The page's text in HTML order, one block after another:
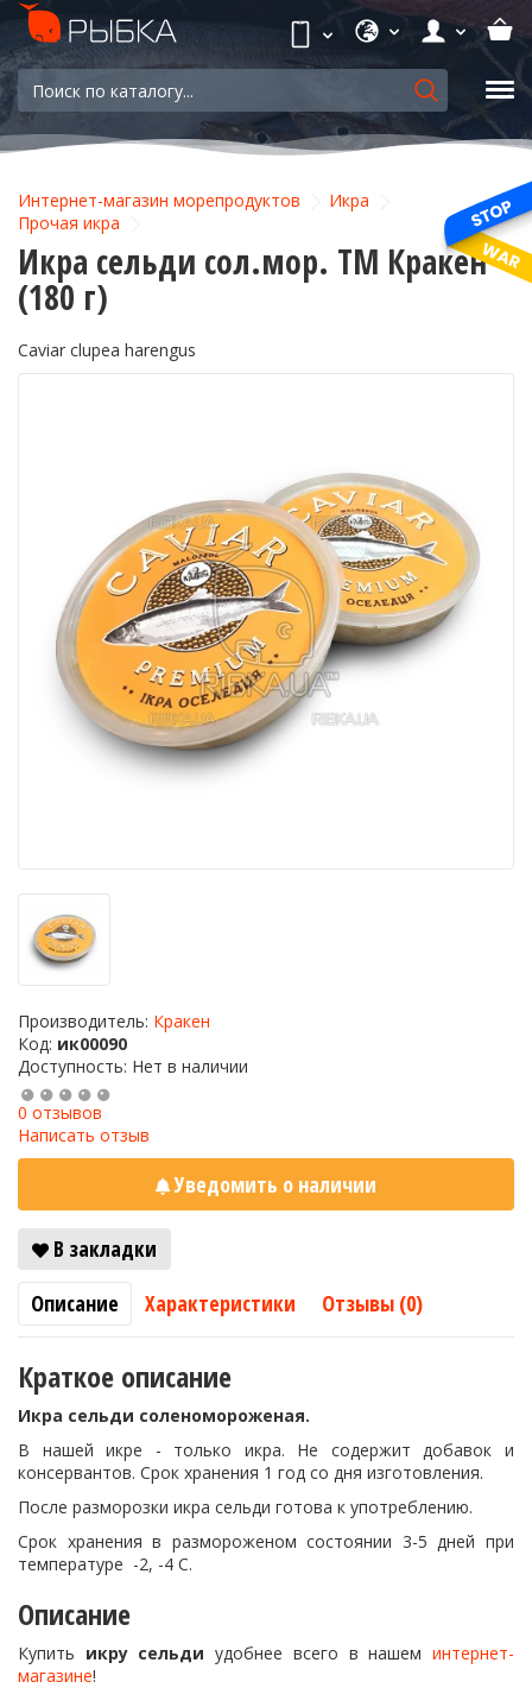
Интернет-магазин морепродуктов
Икра
Прочая икра
Икра сельди сол.мор. ТМ Кракен
(180 г)
Caviar clupea harengus
Производитель: Кракен
Код: ик00090
Доступность: Нет в наличии
0 отзывов
Написать отзыв
Уведомить о наличии
В закладки
Описание
Характеристики Отзывы (0)
Краткое описание
Икра сельди соленомороженая.
В нашей икре - только икра. Не содержит добавок и
консервантов. Срок хранения 1 год со дня изготовления.
После разморозки икра сельди готова к употреблению.
Срок хранения в размороженом состоянии 3-5 дней при
температуре -2, -4 С.
Описание
Купить икру сельдиудобнее всего в нашеминтернет-
магазине!